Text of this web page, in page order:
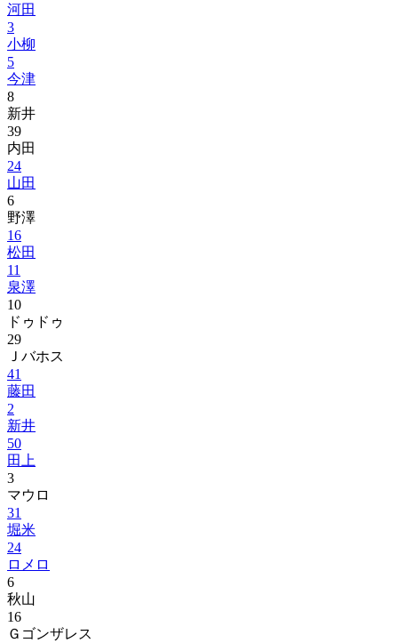
河田
3
小柳
5
今津
8
新井
39
内田
24
山田
6
野澤
16
松田
11
泉澤
10
ドゥドゥ
29
Ｊバホス
41
藤田
2
新井
50
田上
3
マウロ
31
堀米
24
ロメロ
6
秋山
16
Ｇゴンザレス